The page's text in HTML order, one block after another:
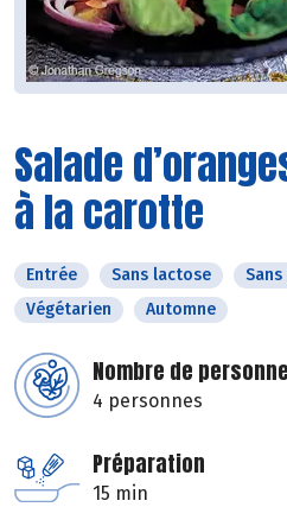
Salade
à la carotte
Entrée Sans lactose
Végétarien
Automne
Nombre de
4 personnes
Préparation
15 min